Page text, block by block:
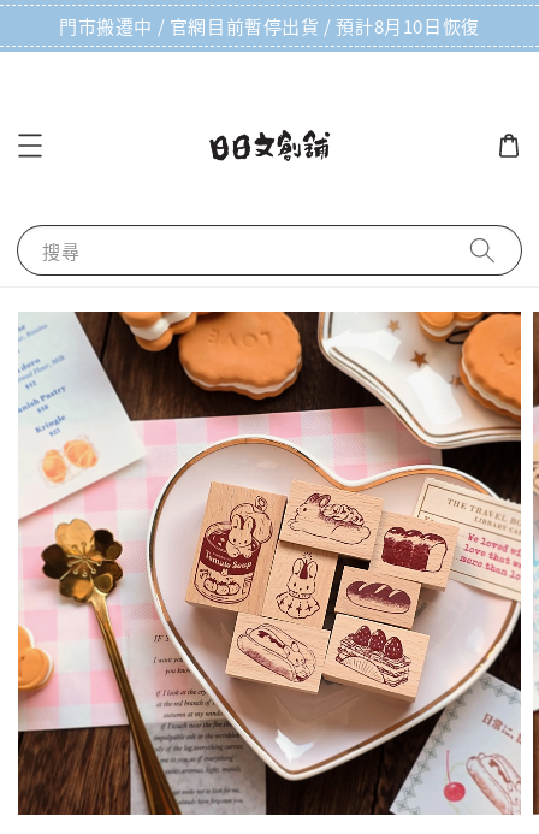
門市搬遷中 / 官網目前暫停出貨 / 預計8月10日恢復
搜尋